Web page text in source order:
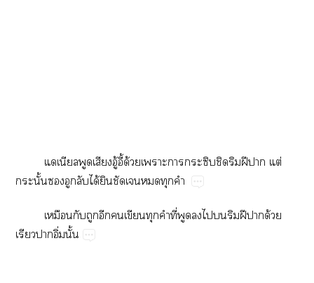
​​​ู้ี้​ด้​​​​​​ฝี​​ต่​
​ั้​​​​ได้​​​​​
​​​​​​​​ี่​​​​​​ฝี​​ด้​
​​ิ่​ั้